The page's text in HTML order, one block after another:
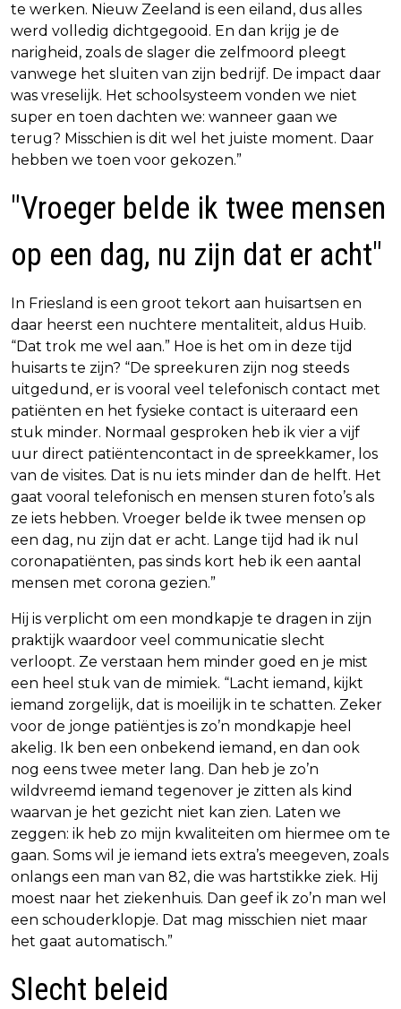
te werken. Nieuw Zeeland is een eiland, dus alles
werd volledig dichtgegooid. En dan krijg je de
narigheid, zoals de slager die zelfmoord pleegt
vanwege het sluiten van zijn bedrijf. De impact daar
was vreselijk. Het schoolsysteem vonden we niet
super en toen dachten we: wanneer gaan we
terug? Misschien is dit wel het juiste moment. Daar
hebben we toen voor gekozen.”
"Vroeger belde ik twee mensen
op een dag, nu zijn dat er acht"
In Friesland is een groot tekort aan huisartsen en
daar heerst een nuchtere mentaliteit, aldus Huib.
“Dat trok me wel aan.” Hoe is het om in deze tijd
huisarts te zijn? “De spreekuren zijn nog steeds
uitgedund, er is vooral veel telefonisch contact met
patiënten en het fysieke contact is uiteraard een
stuk minder. Normaal gesproken heb ik vier a vijf
uur direct patiëntencontact in de spreekkamer, los
van de visites. Dat is nu iets minder dan de helft. Het
gaat vooral telefonisch en mensen sturen foto’s als
ze iets hebben. Vroeger belde ik twee mensen op
een dag, nu zijn dat er acht. Lange tijd had ik nul
coronapatiënten, pas sinds kort heb ik een aantal
mensen met corona gezien.”
Hij is verplicht om een mondkapje te dragen in zijn
praktijk waardoor veel communicatie slecht
verloopt. Ze verstaan hem minder goed en je mist
een heel stuk van de mimiek. “Lacht iemand, kijkt
iemand zorgelijk, dat is moeilijk in te schatten. Zeker
voor de jonge patiëntjes is zo’n mondkapje heel
akelig. Ik ben een onbekend iemand, en dan ook
nog eens twee meter lang. Dan heb je zo’n
wildvreemd iemand tegenover je zitten als kind
waarvan je het gezicht niet kan zien. Laten we
zeggen: ik heb zo mijn kwaliteiten om hiermee om te
gaan. Soms wil je iemand iets extra’s meegeven, zoals
onlangs een man van 82, die was hartstikke ziek. Hij
moest naar het ziekenhuis. Dan geef ik zo’n man wel
een schouderklopje. Dat mag misschien niet maar
het gaat automatisch.”
Slecht beleid